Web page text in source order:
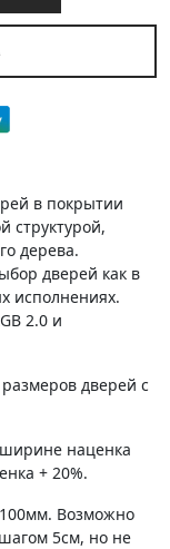
в покрытии
структурой,
дерева.
дверей как в
исполнениях.
2.0 и
дверей с
наценка
+ 20%.
Возможно
5см, но не